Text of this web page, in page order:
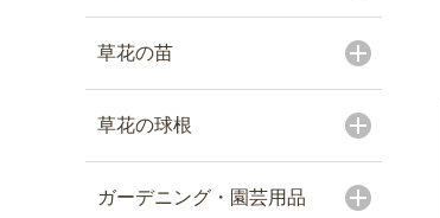
草花の苗
草花の球根
ガーデニング・園芸用品